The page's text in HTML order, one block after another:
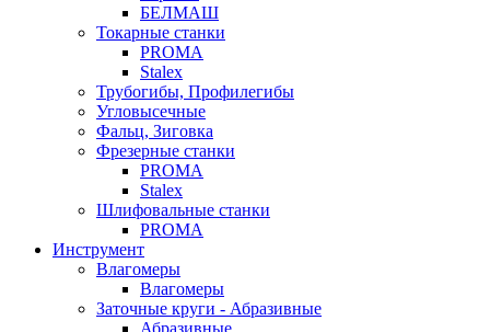
БЕЛМАШ
Токарные станки
PROMA
Stalex
Трубогибы, Профилегибы
Угловысечные
Фальц, Зиговка
Фрезерные станки
PROMA
Stalex
Шлифовальные станки
PROMA
Инструмент
Влагомеры
Влагомеры
Заточные круги - Абразивные